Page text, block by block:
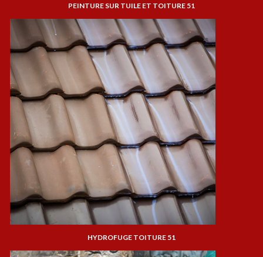
PEINTURE SUR TUILE ET TOITURE 51
HYDROFUGE TOITURE 51